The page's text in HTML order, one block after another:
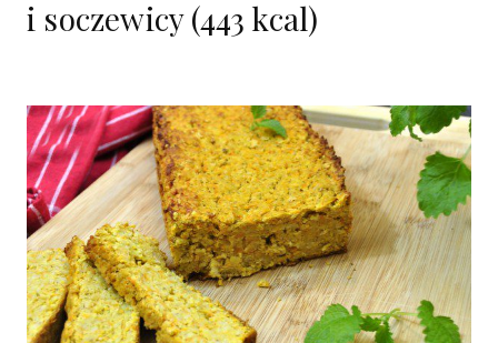
i soczewicy (443 kcal)